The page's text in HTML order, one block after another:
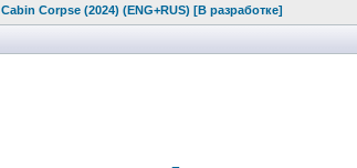
Cabin Corpse (2024) (ENG+RUS) [В разработке]